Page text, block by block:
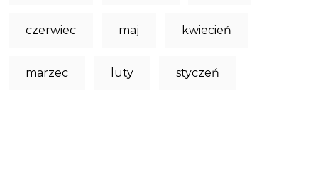
czerwiec maj kwiecień
marzec luty styczeń